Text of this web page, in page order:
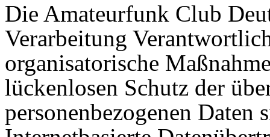
Die Amateurfunk Club
Verarbeitung
organisatorische
lückenlosen Schutz der
personenbezogenen Daten